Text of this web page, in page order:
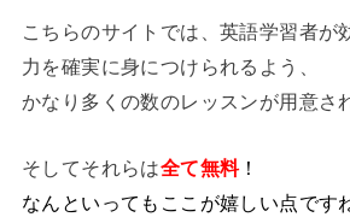
こちらのサイトでは、英語学習者が
力を確実に身につけられるよう、
かなり多くの数のレッスンが用意さ
そしてそれらは全て無料！
なんといってもここが嬉しい点です